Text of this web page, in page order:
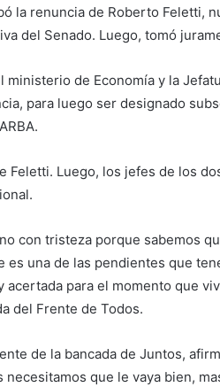
la renuncia de Roberto Feletti,
del Senado. Luego, tomó
de Economía y la
para luego ser designado
Feletti. Luego, los jefes de los
con tristeza porque sabemos
es una de las pendientes que
para el momento que
del Frente de Todos.
de la bancada de Juntos,
que le vaya bien,